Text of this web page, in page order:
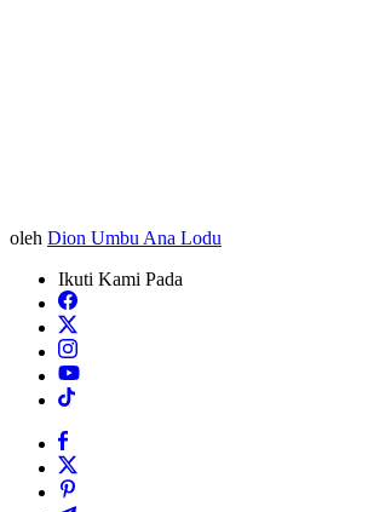
oleh Dion Umbu Ana Lodu
Ikuti Kami Pada